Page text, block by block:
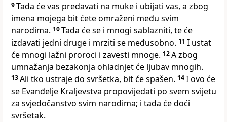
9Tada će vas predavati na muke i ubijati vas, a zbog
imena mojega bit ćete omraženi među svim
narodima. 10Tada će se i mnogi sablazniti, te će
izdavati jedni druge i mrziti se međusobno. 11 I ustat
će mnogi lažni proroci i zavesti mnoge. 12A zbog
umnažanja bezakonja ohladnjet će ljubav mnogih.
13Ali tko ustraje do svršetka, bit će spašen. 14I ovo će
se Evanđelje Kraljevstva propovijedati po svem svijetu
za svjedočanstvo svim narodima; i tada će doći
svršetak.